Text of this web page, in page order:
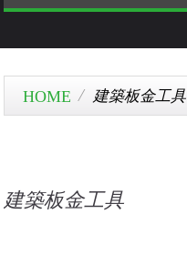
建築板金工具
建築板金工具